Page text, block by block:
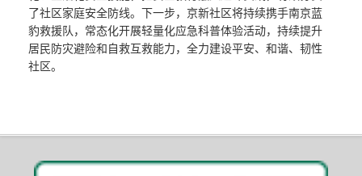
了社区家庭安全防线。下一步，京新社区将持续携手南京蓝
豹救援队，常态化开展轻量化应急科普体验活动，持续提升
居民防灾避险和自救互救能力，全力建设平安、和谐、韧性
社区。